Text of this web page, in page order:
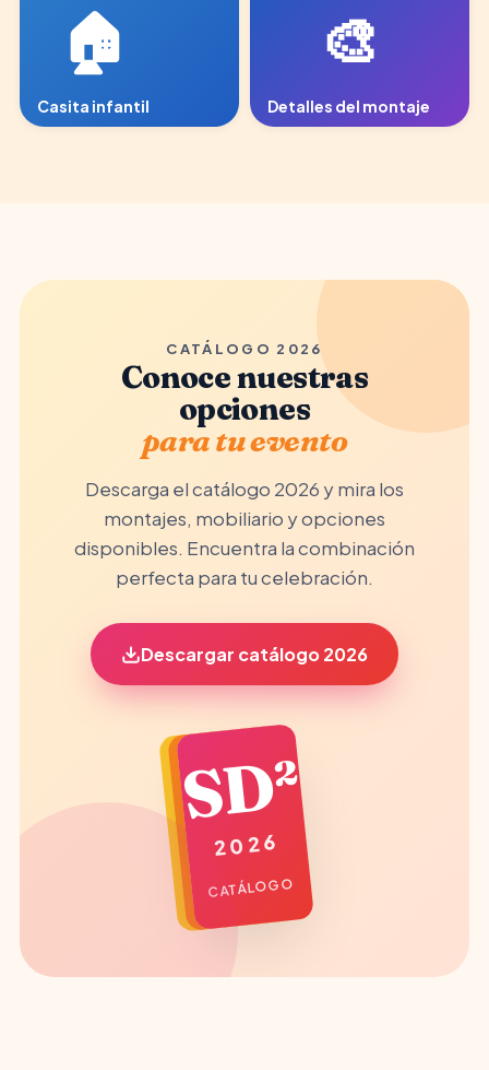
🏠
Casita infantil
🎨
Detalles del montaje
CATÁLOGO 2026
Conoce nuestras
opciones
para tu evento
Descarga el catálogo 2026 y mira los
montajes, mobiliario y opciones
disponibles. Encuentra la combinación
perfecta para tu celebración.
Descargar catálogo 2026
SD²
2026
CATÁLOGO